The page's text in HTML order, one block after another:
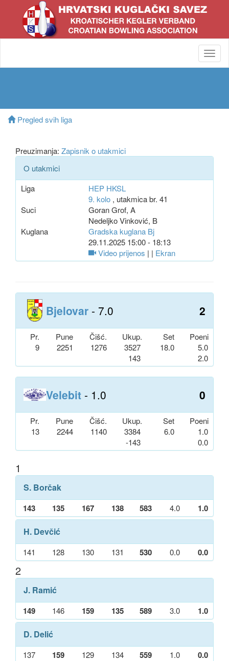
Pregled svih liga
Preuzimanja: Zapisnik o utakmici
O utakmici
Liga
HEP HKSL
9. kolo, utakmica br. 41
Suci
Goran Grof, A
Nedeljko Vinković, B
Kuglana
Gradska kuglana Bj
29.11.2025 15:00 - 18:13
Video prijenos | | Ekran
Bjelovar - 7.0 2
Pr. Pune Čišć. Ukup. Set
Poeni
9
2251 1276
3527
143
18.0
5.0
2.0
Velebit - 1.0 0
Pr. Pune Čišć. Ukup. Set
Poeni
13
2244 1140
3384
-143
6.0
1.0
0.0
1
S. Borčak
143 135 167 138 583 4.0 1.0
H. Devčić
141 128 130 131 530 0.0 0.0
2
J. Ramić
149 146 159 135 589 3.0 1.0
D. Delić
137 159 129 134 559 1.0 0.0